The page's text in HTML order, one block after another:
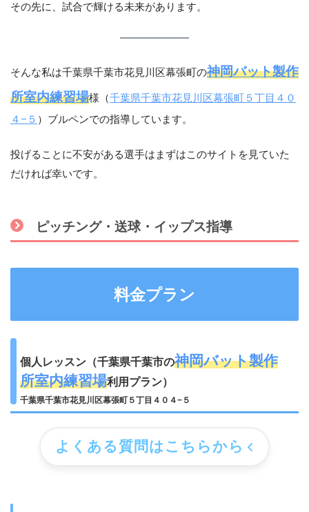
その先に、試合で輝ける未来があります。
そんな私は千葉県千葉市花見川区幕張町の神岡バット製作
所室内練習場様（千葉県千葉市花見川区幕張町５丁目４０
４−５ ）ブルペンでの指導しています。
投げることに不安がある選手はまずはこのサイトを見ていた
だければ幸いです。
ピッチング・送球・イップス指導
料金プラン
個人レッスン（千葉県千葉市の神岡バット製作
所室内練習場利用プラン）
千葉県千葉市花見川区幕張町５丁目４０４−５
よくある質問はこちらから